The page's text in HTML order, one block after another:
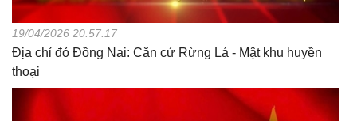
19/04/2026 20:57:17
Địa chỉ đỏ Đồng Nai: Căn cứ Rừng Lá - Mật khu huyền
thoại